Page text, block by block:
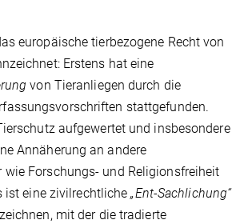
europäische tierbezogene Recht von
Erstens hat eine
von Tieranliegen durch die
stattgefunden.
aufgewertet und insbesondere
Annäherung an andere
wie Forschungs- und Religionsfreiheit
ist eine zivilrechtliche„Ent-Sachlichung“
mit der die tradierte